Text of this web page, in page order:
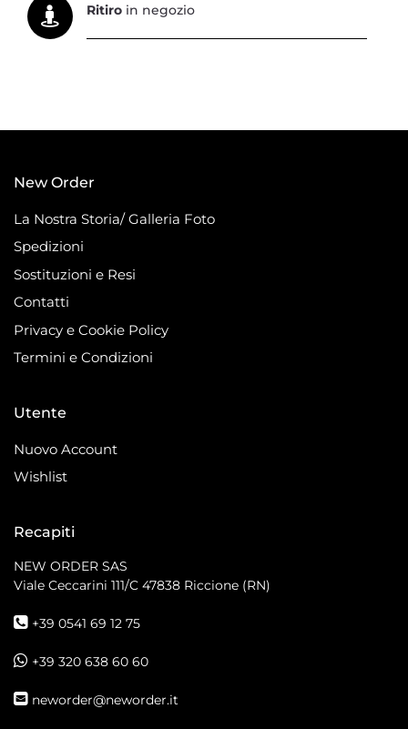
Ritiro in negozio
New Order
La Nostra Storia/ Galleria Foto
Spedizioni
Sostituzioni e Resi
Contatti
Privacy e Cookie Policy
Termini e Condizioni
Utente
Nuovo Account
Wishlist
Recapiti
NEW ORDER SAS
Viale Ceccarini 111/C 47838 Riccione (RN)
+39 0541 69 12 75
+39 320 638 60 60
neworder@neworder.it